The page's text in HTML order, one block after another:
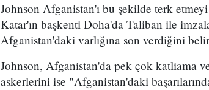
Johnson Afganistan'ı bu şekilde terk
Katar'ın başkenti Doha'da Taliban ile
Afganistan'daki varlığına son verdiğini
Johnson, Afganistan'da pek çok katliama
askerlerini ise "Afganistan'daki